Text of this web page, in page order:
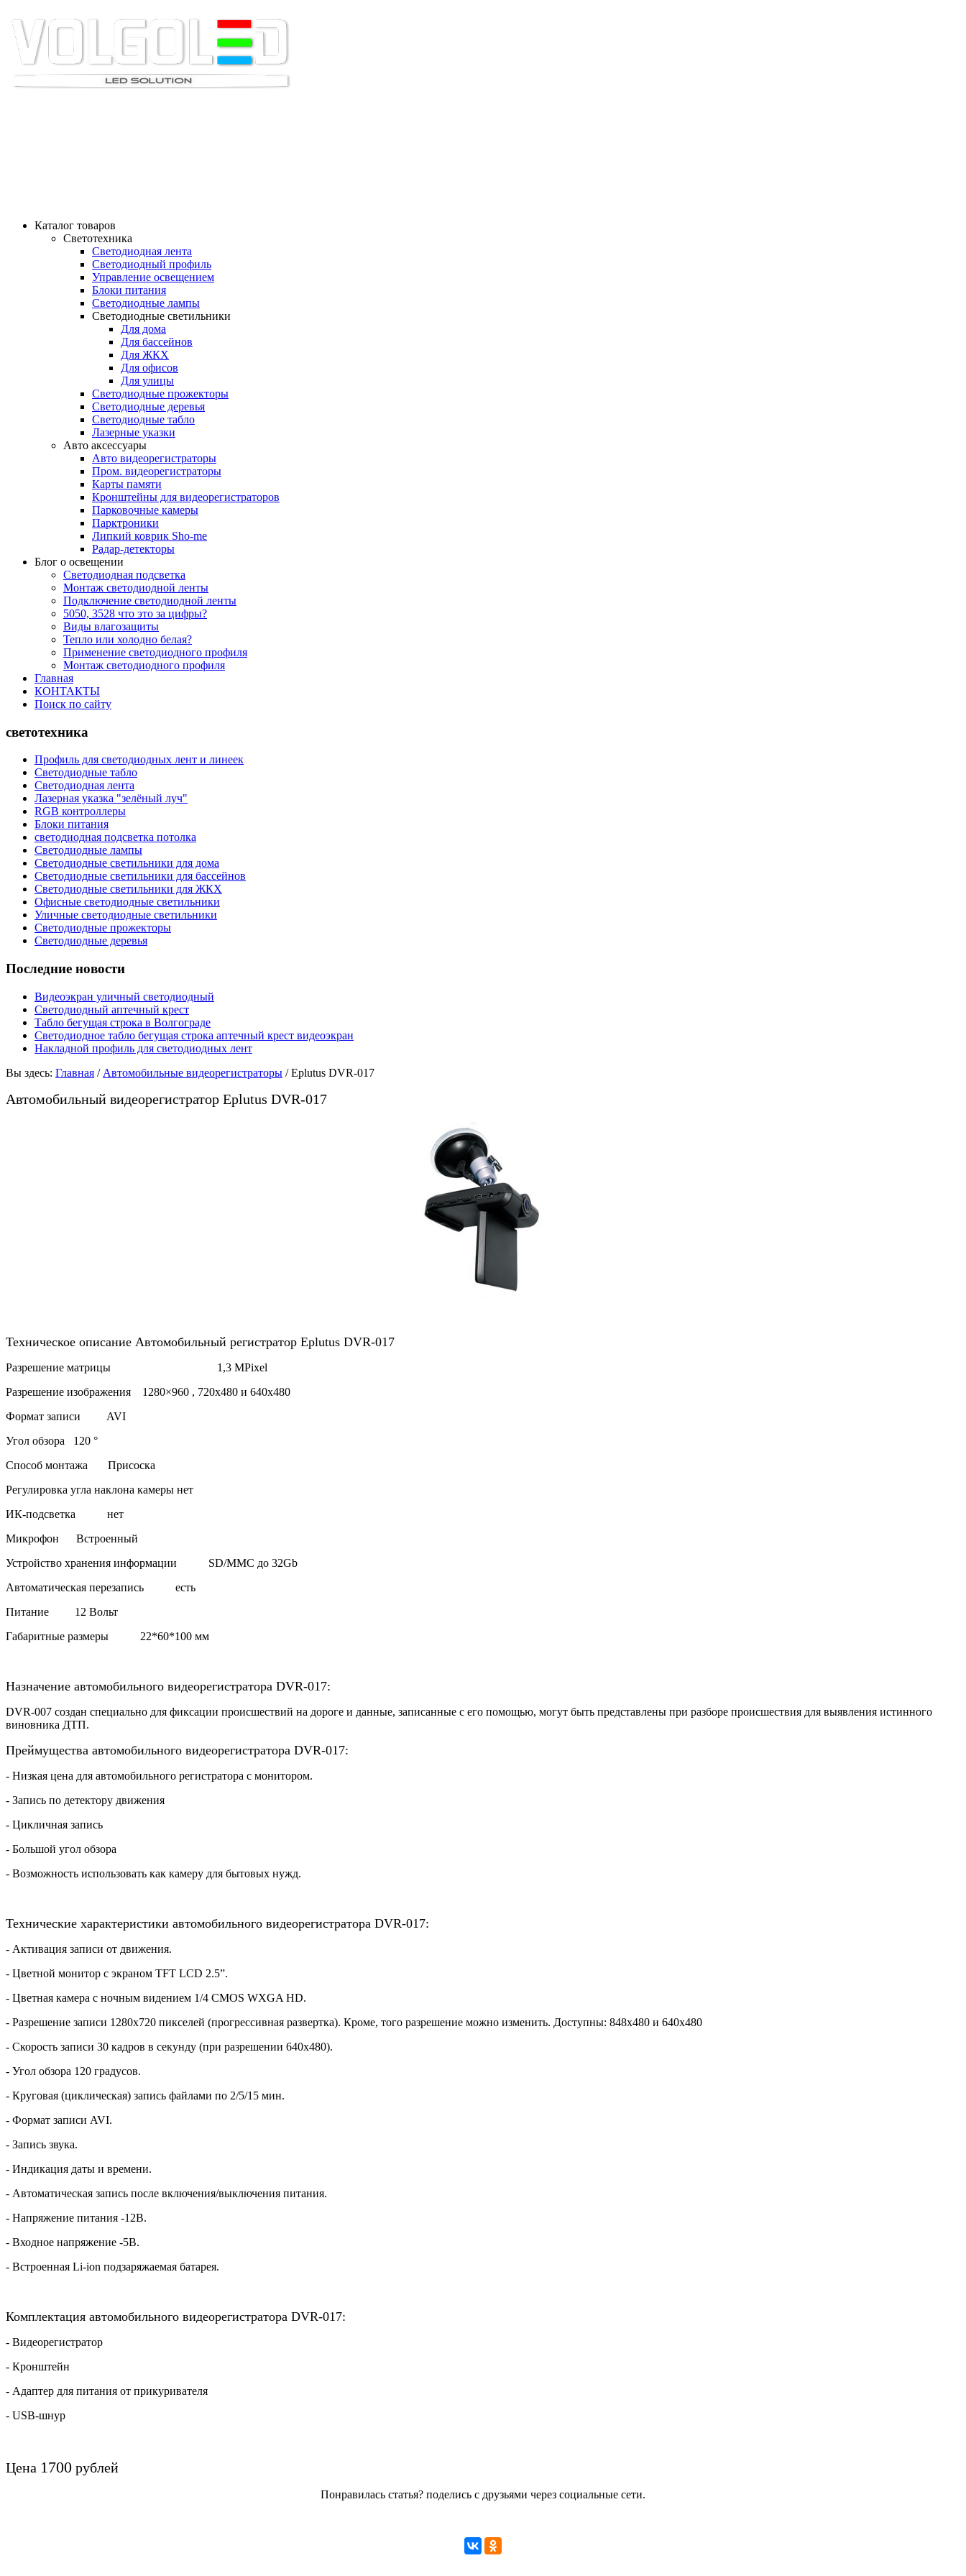
Каталог товаров
Светотехника
Светодиодная лента
Светодиодный профиль
Управление освещением
Блоки питания
Светодиодные лампы
Светодиодные светильники
Для дома
Для бассейнов
Для ЖКХ
Для офисов
Для улицы
Светодиодные прожекторы
Светодиодные деревья
Светодиодные табло
Лазерные указки
Авто аксессуары
Авто видеорегистраторы
Пром. видеорегистраторы
Карты памяти
Кронштейны для видеорегистраторов
Парковочные камеры
Парктроники
Липкий коврик Sho-me
Радар-детекторы
Блог о освещении
Светодиодная подсветка
Монтаж светодиодной ленты
Подключение светодиодной ленты
5050, 3528 что это за цифры?
Виды влагозащиты
Тепло или холодно белая?
Применение светодиодного профиля
Монтаж светодиодного профиля
Главная
КОНТАКТЫ
Поиск по сайту
светотехника
Профиль для светодиодных лент и линеек
Светодиодные табло
Светодиодная лента
Лазерная указка "зелёный луч"
RGB контроллеры
Блоки питания
светодиодная подсветка потолка
Светодиодные лампы
Светодиодные светильники для дома
Светодиодные светильники для бассейнов
Светодиодные светильники для ЖКХ
Офисные светодиодные светильники
Уличные светодиодные светильники
Светодиодные прожекторы
Светодиодные деревья
Последние новости
Видеоэкран уличный светодиодный
Светодиодный аптечный крест
Табло бегущая строка в Волгограде
Светодиодное табло бегущая строка аптечный крест видеоэкран
Накладной профиль для светодиодных лент
Вы здесь: Главная / Автомобильные видеорегистраторы /Eplutus DVR-017
Автомобильный видеорегистратор Eplutus DVR-017
Техническое описание Автомобильный регистратор Eplutus DVR-017
Разрешение матрицы 1,3 MPixel
Разрешение изображения 1280×960 , 720х480 и 640х480
Формат записи AVI
Угол обзора 120 °
Способ монтажа Присоска
Регулировка угла наклона камеры нет
ИК-подсветка нет
Микрофон Встроенный
Устройство хранения информации SD/MMC до 32Gb
Автоматическая перезапись есть
Питание 12 Вольт
Габаритные размеры 22*60*100 мм
Назначение автомобильного видеорегистратора DVR-017:
DVR-007 создан специально для фиксации происшествий на дороге и данные, записанные с его помощью, могут быть представлены при разборе происшествия для выявления истинного
виновника ДТП.
Преймущества автомобильного видеорегистратора DVR-017:
- Низкая цена для автомобильного регистратора с монитором.
- Запись по детектору движения
- Цикличная запись
- Большой угол обзора
- Возможность использовать как камеру для бытовых нужд.
Технические характеристики автомобильного видеорегистратора DVR-017:
- Активация записи от движения.
- Цветной монитор с экраном TFT LCD 2.5”.
- Цветная камера с ночным видением 1/4 CMOS WXGA HD.
- Разрешение записи 1280x720 пикселей (прогрессивная развертка). Кроме, того разрешение можно изменить. Доступны: 848х480 и 640х480
- Cкорость записи 30 кадров в секунду (при разрешении 640х480).
- Угол обзора 120 градусов.
- Круговая (циклическая) запись файлами по 2/5/15 мин.
- Формат записи AVI.
- Запись звука.
- Индикация даты и времени.
- Автоматическая запись после включения/выключения питания.
- Напряжение питания -12В.
- Входное напряжение -5В.
- Встроенная Li-ion подзаряжаемая батарея.
Комплектация автомобильного видеорегистратора DVR-017:
- Видеорегистратор
- Кронштейн
- Адаптер для питания от прикуривателя
- USB-шнур
Цена 1700 рублей
Понравилась статья? поделись с друзьями через социальные сети.